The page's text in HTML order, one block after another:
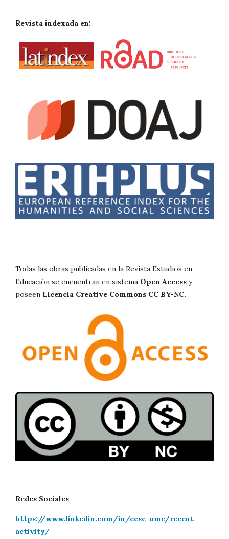
Revista indexada en:
Todas las obras publicadas en la Revista Estudios en
Educación se encuentran en sistema Open Access y
poseen Licencia Creative Commons CC BY-NC.
Redes Sociales
https://www.linkedin.com/in/cese-umc/recent-
activity/